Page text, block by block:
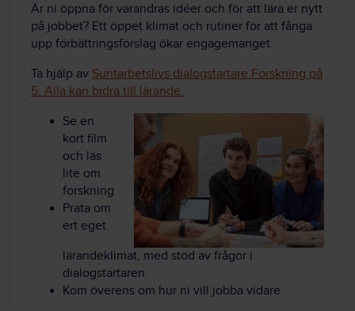
Är ni öppna för varandras idéer och för att lära er nytt
på jobbet? Ett öppet klimat och rutiner för att fånga
upp förbättringsförslag ökar engagemanget.
Ta hjälp av Suntarbetslivs dialogstartare Forskning på
5: Alla kan bidra till lärande.
Se en
kort film
och läs
lite om
forskning
Prata om
ert eget
lärandeklimat, med stöd av frågor i
dialogstartaren
Kom överens om hur ni vill jobba vidare